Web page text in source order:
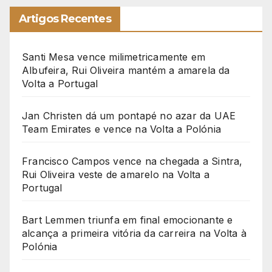
Artigos Recentes
Santi Mesa vence milimetricamente em
Albufeira, Rui Oliveira mantém a amarela da
Volta a Portugal
Jan Christen dá um pontapé no azar da UAE
Team Emirates e vence na Volta a Polónia
Francisco Campos vence na chegada a Sintra,
Rui Oliveira veste de amarelo na Volta a
Portugal
Bart Lemmen triunfa em final emocionante e
alcança a primeira vitória da carreira na Volta à
Polónia